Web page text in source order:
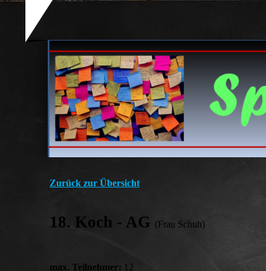
Zurück zur Übersicht
18. Koch - AG (Frau Schuh)
max. Teilnehmer: 12